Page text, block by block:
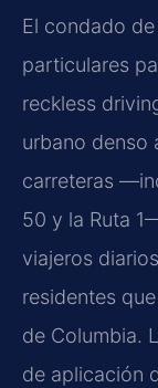
El condado
particulares
reckless
urbano denso
carreteras
50 y la Ruta
viajeros
residentes
de Columbia.
de aplicación